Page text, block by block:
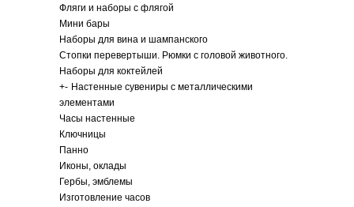
Фляги и наборы с флягой
Мини бары
Наборы для вина и шампанского
Стопки перевертыши. Рюмки с головой животного.
Наборы для коктейлей
+- Настенные сувениры с металлическими
элементами
Часы настенные
Ключницы
Панно
Иконы, оклады
Гербы, эмблемы
Изготовление часов